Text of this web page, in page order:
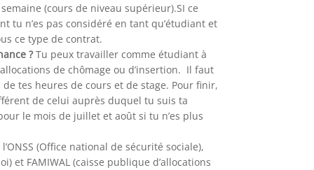
(cours de niveau supérieur).SI ce
tu n’es pas considéré en tant qu’étudiant et
ce type de contrat.
? Tu peux travailler comme étudiant à
de chômage ou d’insertion. Il faut
tes heures de cours et de stage. Pour finir,
de celui auprès duquel tu suis ta
le mois de juillet et août si tu n’es plus
(Office national de sécurité sociale),
et FAMIWAL (caisse publique d’allocations